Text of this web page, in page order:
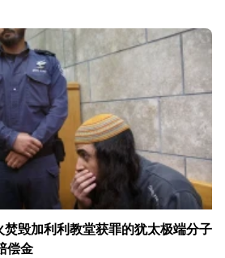
毁加利利教堂获罪的犹太极端分子
偿金